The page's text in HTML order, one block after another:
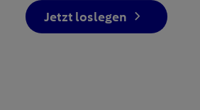
Jetzt loslegen